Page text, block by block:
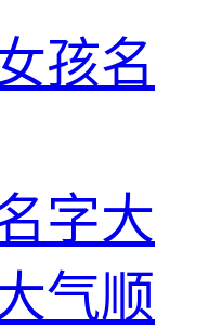
孩名
字大
气顺